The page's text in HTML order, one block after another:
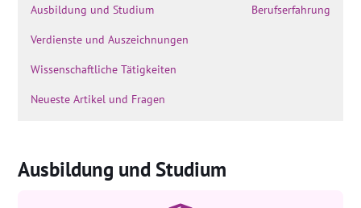
Ausbildung und Studium Berufserfahrung
Verdienste und Auszeichnungen
Wissenschaftliche Tätigkeiten
Neueste Artikel und Fragen
Ausbildung und Studium